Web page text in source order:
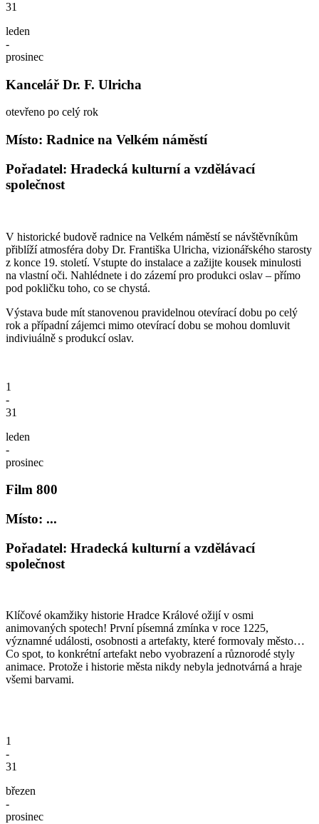
31
leden
-
prosinec
Kancelář Dr. F. Ulricha
otevřeno po celý rok
Místo: Radnice na Velkém náměstí
Pořadatel: Hradecká kulturní a vzdělávací
společnost
V historické budově radnice na Velkém náměstí se návštěvníkům
přiblíží atmosféra doby Dr. Františka Ulricha, vizionářského starosty
z konce 19. století. Vstupte do instalace a zažijte kousek minulosti
na vlastní oči. Nahlédnete i do zázemí pro produkci oslav – přímo
pod pokličku toho, co se chystá.
Výstava bude mít stanovenou pravidelnou otevírací dobu po celý
rok a případní zájemci mimo otevírací dobu se mohou domluvit
indiviuálně s produkcí oslav.
1
-
31
leden
-
prosinec
Film 800
Místo: ...
Pořadatel: Hradecká kulturní a vzdělávací
společnost
Klíčové okamžiky historie Hradce Králové ožijí v osmi
animovaných spotech! První písemná zmínka v roce 1225,
významné události, osobnosti a artefakty, které formovaly město…
Co spot, to konkrétní artefakt nebo vyobrazení a různorodé styly
animace. Protože i historie města nikdy nebyla jednotvárná a hraje
všemi barvami.
1
-
31
březen
-
prosinec